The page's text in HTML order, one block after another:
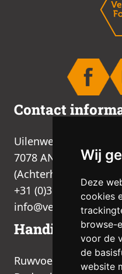
Wij
Deze
cookies
browse-
voor de
de
website
Contact
Uilenweg 2B
7078 AN Megchelen
(Achterhoek,
+31 (0)315 377 536
info@venhorst-
Handige links
Ruwvoer